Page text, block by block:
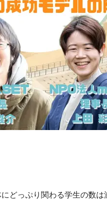
どっぷり関わる学生の数